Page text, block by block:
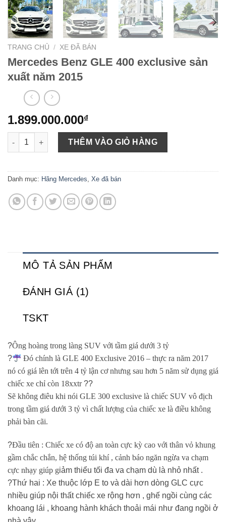
TRANG CHỦ / XE ĐÃ BÁN
Mercedes Benz GLE 400 exclusive sản
xuất năm 2015
1.899.000.000₫
Mercedes Benz GLE 400 exclusive sản xuất năm 2015 số lượng
THÊM VÀO GIỎ HÀNG
Danh mục: Hãng Mercedes, Xe đã bán
MÔ TẢ SẢN PHẨM
ĐÁNH GIÁ (1)
TSKT
?Ông hoàng trong làng SUV với tầm giá dưới 3 tỷ
?
Đó chính là GLE 400 Exclusive 2016 – thực ra năm 2017
nó có giá lên tới trên 4 tỷ lận cơ nhưng sau hơn 5 năm sử dụng giá
chiếc xe chỉ còn 18xxtr??
Sẽ không điêu khi nói GLE 300 exclusive là chiếc SUV vô địch
trong tầm giá dưới 3 tỷ vì chất lượng của chiếc xe là điều không
phải bàn cãi.
?Đầu tiên : Chiếc xe có độ an toàn cực kỳ cao với thân vỏ khung
gầm chắc chắn, hệ thống túi khí , cảnh báo ngăn ngừa va chạm
cực nhạy giúp giảm thiểu tối đa va chạm dù là nhỏ nhất .
?Thứ hai : Xe thuộc lớp E to và dài hơn dòng GLC cực
nhiều giúp nội thất chiếc xe rộng hơn , ghế ngồi cùng các
khoang lái , khoang hành khách thoải mái như đang ngồi ở